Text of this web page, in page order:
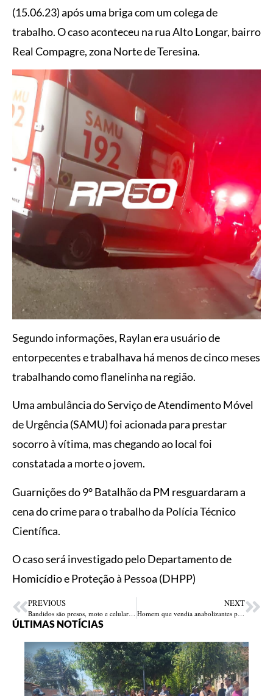
(15.06.23) após uma briga com um colega de
trabalho. O caso aconteceu na rua Alto Longar, bairro
Real Compagre, zona Norte de Teresina.
Segundo informações, Raylan era usuário de
entorpecentes e trabalhava há menos de cinco meses
trabalhando como flanelinha na região.
Uma ambulância do Serviço de Atendimento Móvel
de Urgência (SAMU) foi acionada para prestar
socorro à vítima, mas chegando ao local foi
constatada a morte o jovem.
Guarnições do 9° Batalhão da PM resguardaram a
cena do crime para o trabalho da Polícia Técnico
Científica.
O caso será investigado pelo Departamento de
Homicídio e Proteção à Pessoa (DHPP)
PREVIOUS
Bandidos são presos, moto e celulares recuperados em blitzen no Piauí
NEXT
Homem que vendia anabolizantes pela internet é preso em Parnaíba
ÚLTIMAS NOTÍCIAS